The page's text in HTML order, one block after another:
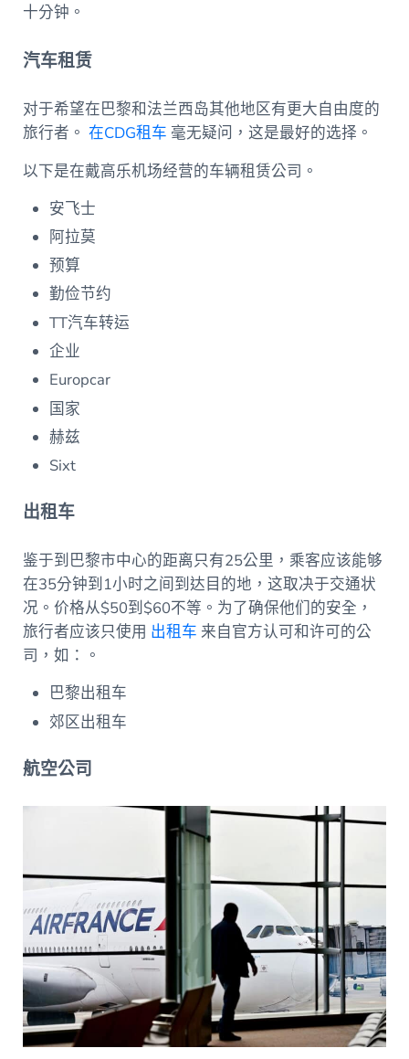
十分钟。
汽车租赁
对于希望在巴黎和法兰西岛其他地区有更大自由度的
旅行者。 在CDG租车 毫无疑问，这是最好的选择。
以下是在戴高乐机场经营的车辆租赁公司。
安飞士
阿拉莫
预算
勤俭节约
TT汽车转运
企业
Europcar
国家
赫兹
Sixt
出租车
鉴于到巴黎市中心的距离只有25公里，乘客应该能够
在35分钟到1小时之间到达目的地，这取决于交通状
况。价格从$50到$60不等。为了确保他们的安全，
旅行者应该只使用 出租车 来自官方认可和许可的公
司，如：。
巴黎出租车
郊区出租车
航空公司